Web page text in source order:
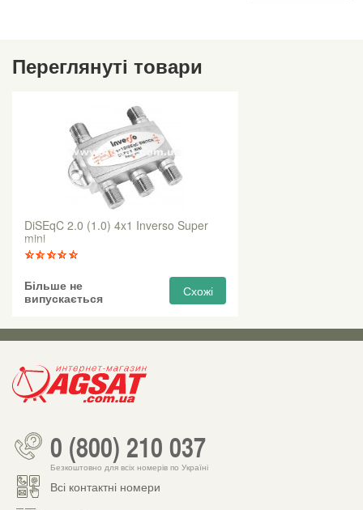
Переглянуті товари
DiSEqC 2.0 (1.0) 4x1 Inverso Super
mini
Більше не
випускається
Схожі
0 (800) 210 037
Безкоштовно для всіх номерів по Україні
Всі контактні номери